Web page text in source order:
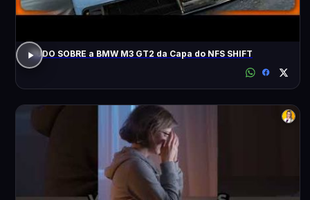
TUDO SOBRE a BMW M3 GT2 da Capa do NFS SHIFT